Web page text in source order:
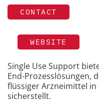
CONTACT
WEBSITE
Single Use Support
End-Prozesslösungen,
flüssiger Arzneimittel
sicherstellt.